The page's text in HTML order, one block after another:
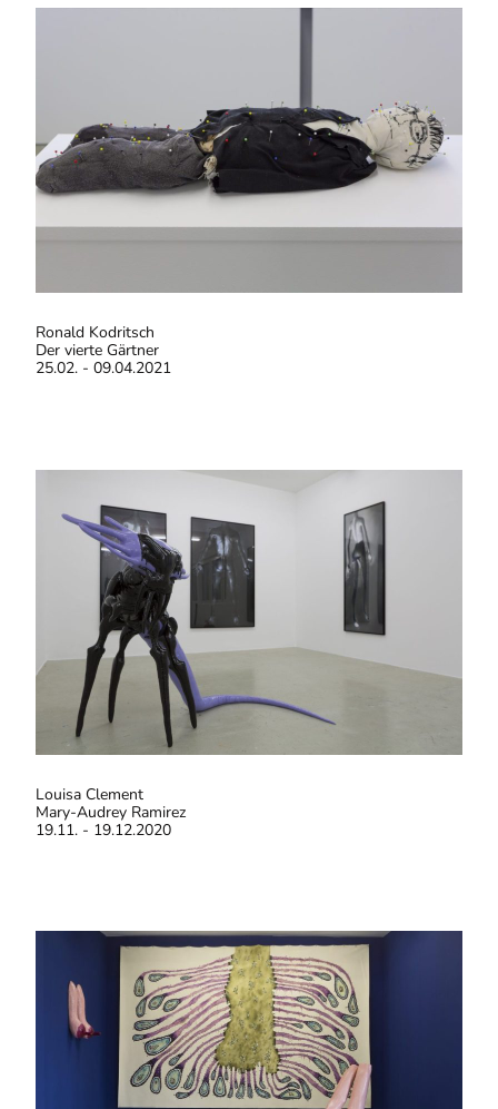
Ronald Kodritsch
Der vierte Gärtner
25.02. - 09.04.2021
Louisa Clement
Mary-Audrey Ramirez
19.11. - 19.12.2020